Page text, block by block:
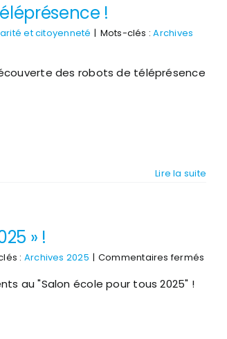
!
et citoyenneté | Mots-clés :Archives
des robots de téléprésence
Lire la suite
» !
: Archives 2025 | Commentaires fermés
au "Salon école pour tous 2025" !